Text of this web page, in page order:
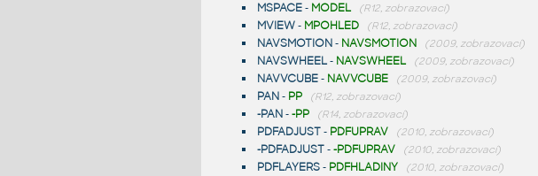
MSPACE- MODEL (R12, zobrazovací)
MVIEW- MPOHLED (R12, zobrazovací)
NAVSMOTION- NAVSMOTION (2009, zobrazovací)
NAVSWHEEL- NAVSWHEEL (2009, zobrazovací)
NAVVCUBE- NAVVCUBE (2009, zobrazovací)
PAN- PP (R12, zobrazovací)
-PAN--PP (R14, zobrazovací)
PDFADJUST- PDFUPRAV (2010, zobrazovací)
-PDFADJUST--PDFUPRAV (2010, zobrazovací)
PDFLAYERS- PDFHLADINY (2010, zobrazovací)